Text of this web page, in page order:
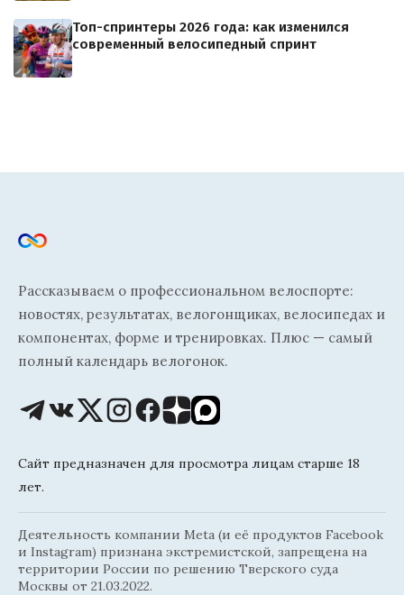
Топ-спринтеры 2026 года: как изменился
современный велосипедный спринт
Рассказываем о профессиональном велоспорте:
новостях, результатах, велогонщиках, велосипедах и
компонентах, форме и тренировках. Плюс — самый
полный календарь велогонок.
Сайт предназначен для просмотра лицам старше 18
лет.
Деятельность компании Meta (и её продуктов Facebook
и Instagram) признана экстремистской, запрещена на
территории России по решению Тверского суда
Москвы от 21.03.2022.